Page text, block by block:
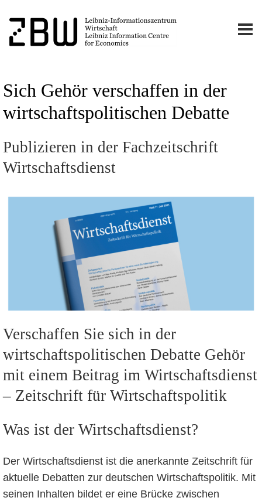
Sich Gehör verschaffen in der
wirtschaftspolitischen Debatte
Publizieren in der Fachzeitschrift
Wirtschaftsdienst
Verschaffen Sie sich in der
wirtschaftspolitischen Debatte Gehör
mit einem Beitrag im Wirtschaftsdienst
– Zeitschrift für Wirtschaftspolitik
Was ist der Wirtschaftsdienst?
Der Wirtschaftsdienst ist die anerkannte Zeitschrift für
aktuelle Debatten zur deutschen Wirtschaftspolitik. Mit
seinen Inhalten bildet er eine Brücke zwischen